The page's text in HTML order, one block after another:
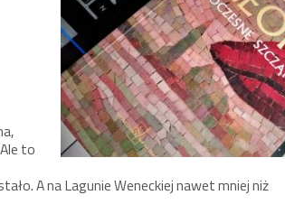
to
A na Lagunie Weneckiej nawet mniej niż